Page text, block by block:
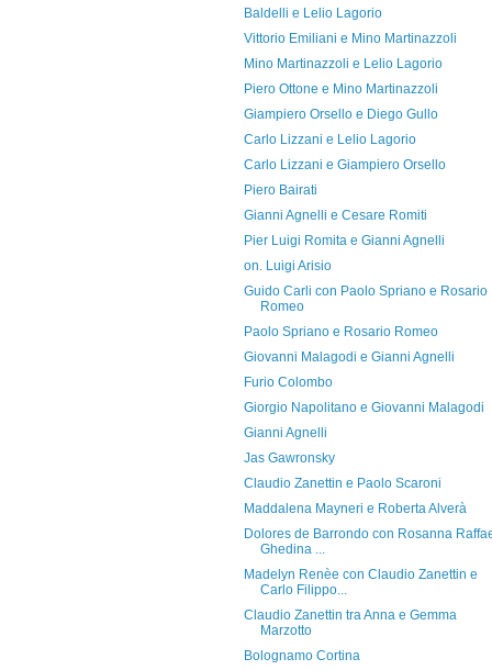
Baldelli e Lelio Lagorio
Vittorio Emiliani e Mino Martinazzoli
Mino Martinazzoli e Lelio Lagorio
Piero Ottone e Mino Martinazzoli
Giampiero Orsello e Diego Gullo
Carlo Lizzani e Lelio Lagorio
Carlo Lizzani e Giampiero Orsello
Piero Bairati
Gianni Agnelli e Cesare Romiti
Pier Luigi Romita e Gianni Agnelli
on. Luigi Arisio
Guido Carli con Paolo Spriano e Rosario
Romeo
Paolo Spriano e Rosario Romeo
Giovanni Malagodi e Gianni Agnelli
Furio Colombo
Giorgio Napolitano e Giovanni Malagodi
Gianni Agnelli
Jas Gawronsky
Claudio Zanettin e Paolo Scaroni
Maddalena Mayneri e Roberta Alverà
Dolores de Barrondo con Rosanna
Ghedina ...
Madelyn Renèe con Claudio Zanettin e
Carlo Filippo...
Claudio Zanettin tra Anna e Gemma
Marzotto
Bolognamo Cortina